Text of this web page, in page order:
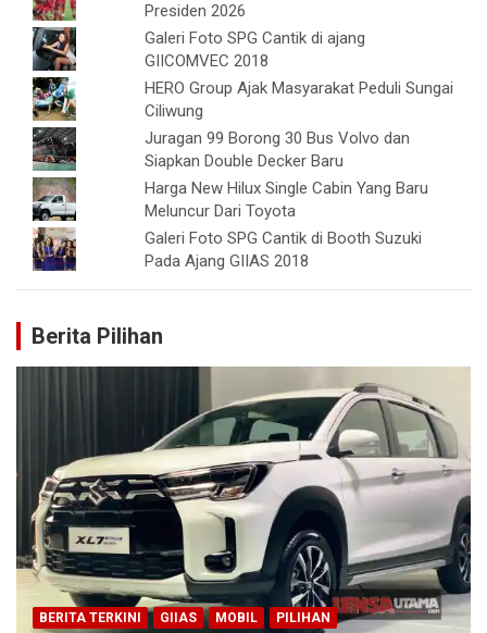
Presiden 2026
Galeri Foto SPG Cantik di ajang
GIICOMVEC 2018
HERO Group Ajak Masyarakat Peduli Sungai
Ciliwung
Juragan 99 Borong 30 Bus Volvo dan
Siapkan Double Decker Baru
Harga New Hilux Single Cabin Yang Baru
Meluncur Dari Toyota
Galeri Foto SPG Cantik di Booth Suzuki
Pada Ajang GIIAS 2018
Berita Pilihan
BERITA TERKINI GIIAS MOBIL PILIHAN